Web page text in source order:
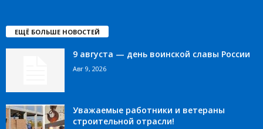
ЕЩЁ БОЛЬШЕ НОВОСТЕЙ
9 августа — день воинской славы России
Авг 9, 2026
Уважаемые работники и ветераны
строительной отрасли!